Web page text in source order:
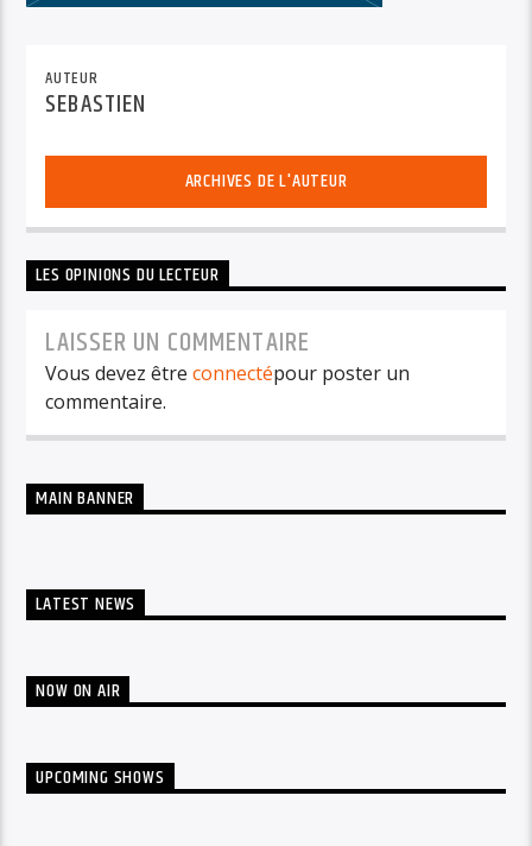
AUTEUR
SEBASTIEN
ARCHIVES DE L'AUTEUR
LES OPINIONS DU LECTEUR
LAISSER UN COMMENTAIRE
Vous devez êtreconnectépour poster un
commentaire.
MAIN BANNER
LATEST NEWS
NOW ON AIR
UPCOMING SHOWS